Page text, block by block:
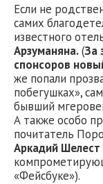
Если не
самих
известного
Арзуманяна.(За
спонсоров
же попали
побегушках»,
бывший
А также особо
почитатель
Аркадий Шелест
«Фейсбуке»).